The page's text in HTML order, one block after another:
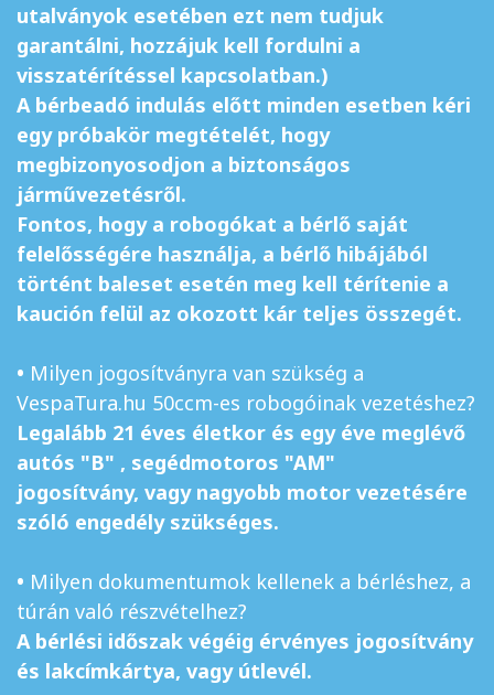
utalványok esetében ezt nem tudjuk
garantálni, hozzájuk kell fordulni a
visszatérítéssel kapcsolatban.)
A bérbeadó indulás előtt minden esetben kéri
egy próbakör megtételét, hogy
megbizonyosodjon a biztonságos
járművezetésről.
Fontos, hogy a robogókat a bérlő saját
felelősségére használja, a bérlő hibájából
történt baleset esetén meg kell térítenie a
kaución felül az okozott kár teljes összegét.
• Milyen jogosítványra van szükség a
VespaTura.hu 50ccm-es robogóinak vezetéshez?
Legalább 21 éves életkor és egy éve meglévő
autós "B" , segédmotoros "AM"
jogosítvány, vagy nagyobb motor vezetésére
szóló engedély szükséges.
• Milyen dokumentumok kellenek a bérléshez, a
túrán való részvételhez?
A bérlési időszak végéig érvényes jogosítvány
és lakcímkártya, vagy útlevél.